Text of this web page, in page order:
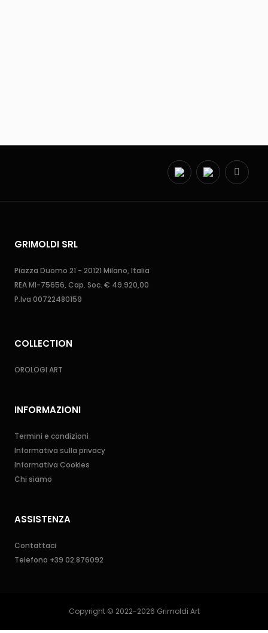
GRIMOLDI SRL
Piazza Duomo 21 - 20121 Milano, Italia
REA MI-75656, Cap. Soc. € 49.920,00
P.Iva 00722480159
COLLECTION
OROLOGI ART
INFORMAZIONI
Termini e condizioni
Informativa sulla privacy
Informativa Cookies
Chi siamo
ASSISTENZA
Contattaci
Telefono +39 02.876092
Copyright © 2022-2026 Grimoldi Art